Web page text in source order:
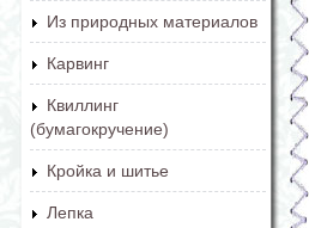
Из природных материалов
Карвинг
Квиллинг
(бумагокручение)
Кройка и шитье
Лепка